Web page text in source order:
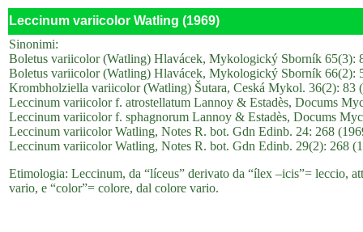
Leccinum variicolor Watling (1969)
Sinonimi:
Boletus variicolor (Watling) Hlavácek, Mykologický Sborník 65(3):
Boletus variicolor (Watling) Hlavácek, Mykologický Sborník 66(2):
Krombholziella variicolor (Watling) Šutara, Ceská Mykol. 36(2): 83
Leccinum variicolor f. atrostellatum Lannoy & Estadès, Docums
Leccinum variicolor f. sphagnorum Lannoy & Estadès, Docums
Leccinum variicolor Watling, Notes R. bot. Gdn Edinb. 24: 268
Leccinum variicolor Watling, Notes R. bot. Gdn Edinb. 29(2): 268
Etimologia: Leccinum, da “líceus” derivato da “ílex –icis”= leccio,
vario, e “color”= colore, dal colore vario.